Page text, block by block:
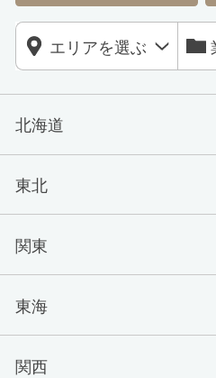
北海道
東北
関東
東海
関西